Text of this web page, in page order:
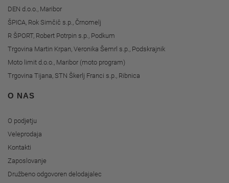
DEN d.o.o., Maribor
ŠPICA, Rok Simčič s.p., Črnomelj
R ŠPORT, Robert Potrpin s.p., Podkum
Trgovina Martin Krpan, Veronika Šemrl s.p., Podskrajnik
Moto limit d.o.o., Maribor (moto program)
Trgovina Tijana, STN Škerlj Franci s.p., Ribnica
O NAS
O podjetju
Veleprodaja
Kontakti
Zaposlovanje
Družbeno odgovoren delodajalec